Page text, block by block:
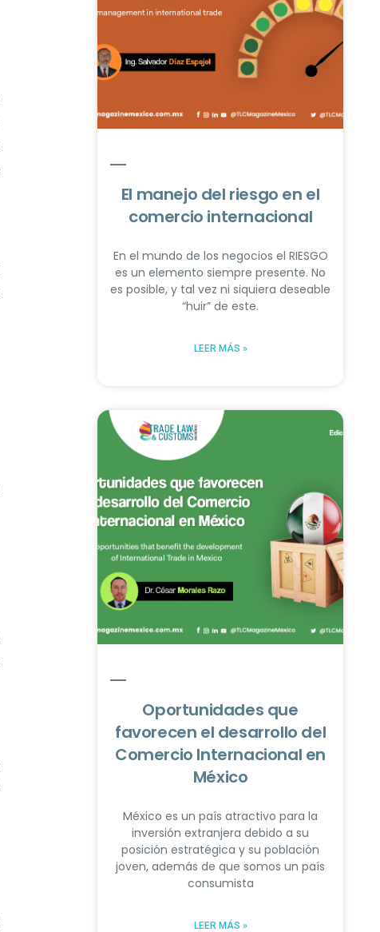
El manejo del riesgo en el
comercio internacional
En el mundo de los negocios el RIESGO
es un elemento siempre presente. No
es posible, y tal vez ni siquiera deseable
“huir” de este.
LEER MÁS »
Oportunidades que
favorecen el desarrollo del
Comercio Internacional en
México
México es un país atractivo para la
inversión extranjera debido a su
posición estratégica y su población
joven, además de que somos un país
consumista
LEER MÁS »